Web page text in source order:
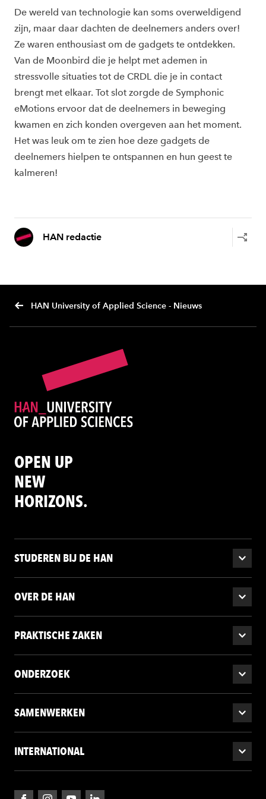
De wereld van technologie kan soms overweldigend
zijn, maar daar dachten de deelnemers anders over!
Ze waren enthousiast om de gadgets te ontdekken.
Van de Moonbird die je helpt met ademen in
stressvolle situaties tot de CRDL die je in contact
brengt met elkaar. Tot slot zorgde de Symphonic
eMotions ervoor dat de deelnemers in beweging
kwamen en zich konden overgeven aan het moment.
Het was leuk om te zien hoe deze gadgets de
deelnemers hielpen te ontspannen en hun geest te
kalmeren!
HAN redactie
HAN University of Applied Science - Nieuws
OPEN UP
NEW
HORIZONS.
STUDEREN BIJ DE HAN
OVER DE HAN
PRAKTISCHE ZAKEN
ONDERZOEK
SAMENWERKEN
INTERNATIONAL